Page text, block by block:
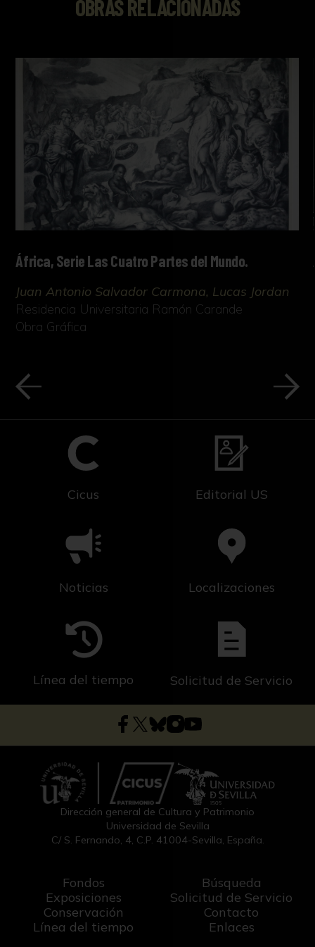
OBRAS RELACIONADAS
África, Serie Las Cuatro Partes del Mundo.
Juan Antonio Salvador Carmona, Lucas Jordan
Residencia Universitaria Ramón Carande
Obra Gráfica
Cicus Editorial US
Noticias Localizaciones
Línea del tiempo Solicitud de Servicio
Dirección general de Cultura y Patrimonio
Universidad de Sevilla
C/ S. Fernando, 4, C.P. 41004-Sevilla, España.
Fondos
Exposiciones
Conservación
Línea del tiempo
Búsqueda
Solicitud de Servicio
Contacto
Enlaces